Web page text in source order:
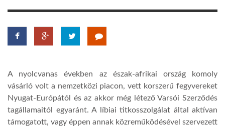
GLOBOBOOK
A nyolcvanas években az észak-afrikai ország komoly
vásárló volt a nemzetközi piacon, vett korszerű fegyvereket
Nyugat-Európától és az akkor még létező Varsói Szerződés
tagállamaitól egyaránt. A líbiai titkosszolgálat által aktívan
támogatott, vagy éppen annak közreműködésével szervezett